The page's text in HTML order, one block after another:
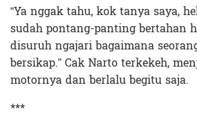
“Ya nggak tahu, kok tanya saya,
sudah pontang-panting bertahan
disuruh ngajari bagaimana
bersikap.” Cak Narto terkekeh,
motornya dan berlalu begitu saja.
***